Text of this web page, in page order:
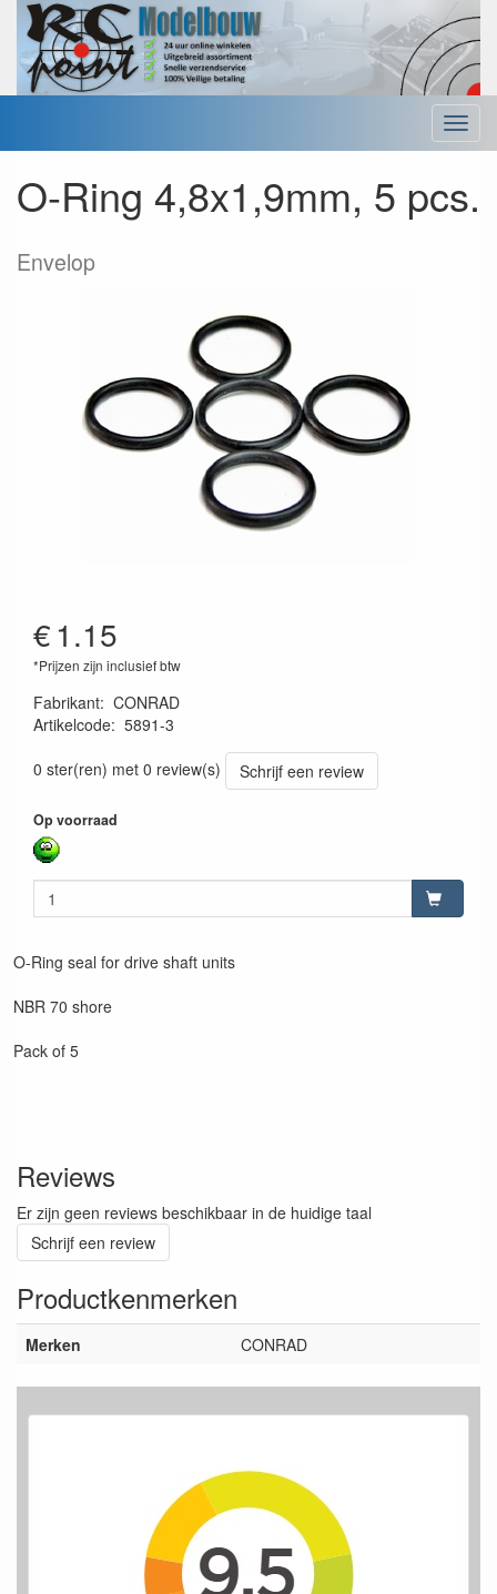
Menu
O-Ring 4,8x1,9mm, 5 pcs.
Envelop
€1.15
*Prijzen zijn inclusief btw
Fabrikant: CONRAD
Artikelcode: 5891-3
0 ster(ren) met 0 review(s)
Schrijf een review
Op voorraad
O-Ring seal for drive shaft units
NBR 70 shore
Pack of 5
Reviews
Er zijn geen reviews beschikbaar in de huidige taal
Schrijf een review
Productkenmerken
Merken CONRAD